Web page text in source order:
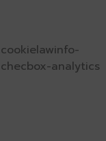
cookielawinfo-
checbox-analytics